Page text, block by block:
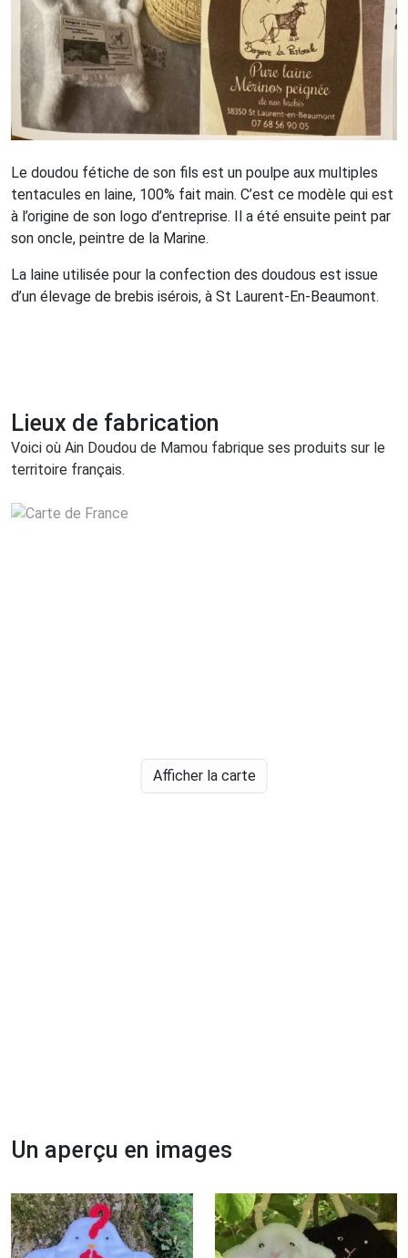
Le doudou fétiche de son fils est un poulpe aux multiples
tentacules en laine, 100% fait main. C’est ce modèle qui est
à l’origine de son logo d’entreprise. Il a été ensuite peint par
son oncle, peintre de la Marine.
La laine utilisée pour la confection des doudous est issue
d’un élevage de brebis isérois, à St Laurent-En-Beaumont.
Lieux de fabrication
Voici où Ain Doudou de Mamou fabrique ses produits sur le
territoire français.
Afficher la carte
Un aperçu en images